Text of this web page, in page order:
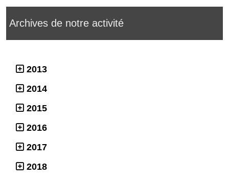
Archives de notre activité
2013
2014
2015
2016
2017
2018